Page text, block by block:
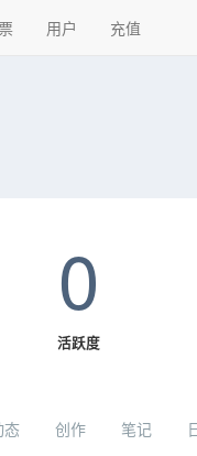
用户 充值
0
活跃度
态 创作 笔记